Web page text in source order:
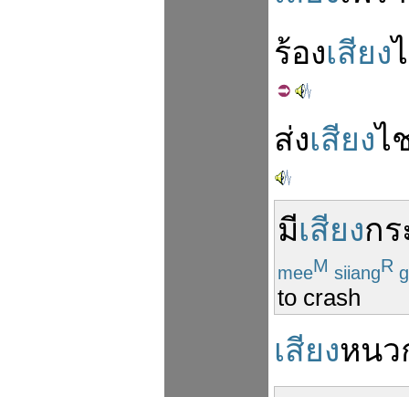
ร้องเสียง
ส่งเสียงไ
มีเสียงก
meeM siiangR
to crash
เสียงหนว